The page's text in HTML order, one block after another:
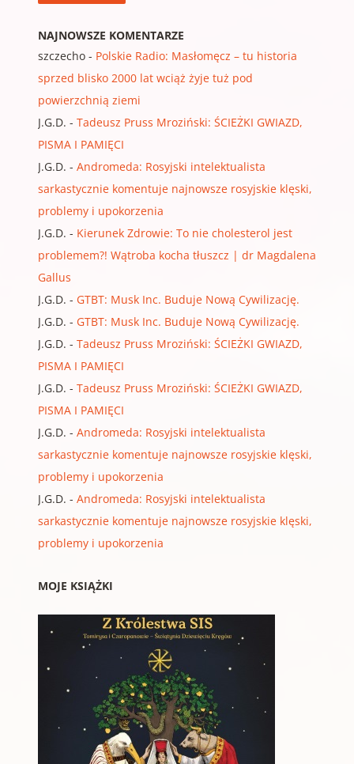
NAJNOWSZE KOMENTARZE
szczecho- Polskie Radio: Masłomęcz – tu historia
sprzed blisko 2000 lat wciąż żyje tuż pod
powierzchnią ziemi
J.G.D. - Tadeusz Pruss Mroziński: ŚCIEŻKI GWIAZD,
PISMA I PAMIĘCI
J.G.D. - Andromeda: Rosyjski intelektualista
sarkastycznie komentuje najnowsze rosyjskie klęski,
problemy i upokorzenia
J.G.D. - Kierunek Zdrowie: To nie cholesterol jest
problemem?! Wątroba kocha tłuszcz | dr Magdalena
Gallus
J.G.D. - GTBT: Musk Inc. Buduje Nową Cywilizację.
J.G.D. - GTBT: Musk Inc. Buduje Nową Cywilizację.
J.G.D. - Tadeusz Pruss Mroziński: ŚCIEŻKI GWIAZD,
PISMA I PAMIĘCI
J.G.D. - Tadeusz Pruss Mroziński: ŚCIEŻKI GWIAZD,
PISMA I PAMIĘCI
J.G.D. - Andromeda: Rosyjski intelektualista
sarkastycznie komentuje najnowsze rosyjskie klęski,
problemy i upokorzenia
J.G.D. - Andromeda: Rosyjski intelektualista
sarkastycznie komentuje najnowsze rosyjskie klęski,
problemy i upokorzenia
MOJE KSIĄŻKI